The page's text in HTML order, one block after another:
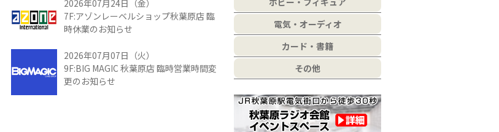
2026年07月24日（金）
7F:アゾンレーベルショップ秋葉原店 臨
時休業のお知らせ
2026年07月07日（火）
9F:BIG MAGIC 秋葉原店 臨時営業時間変
更のお知らせ
電気・オーディオ
カード・書籍
その他